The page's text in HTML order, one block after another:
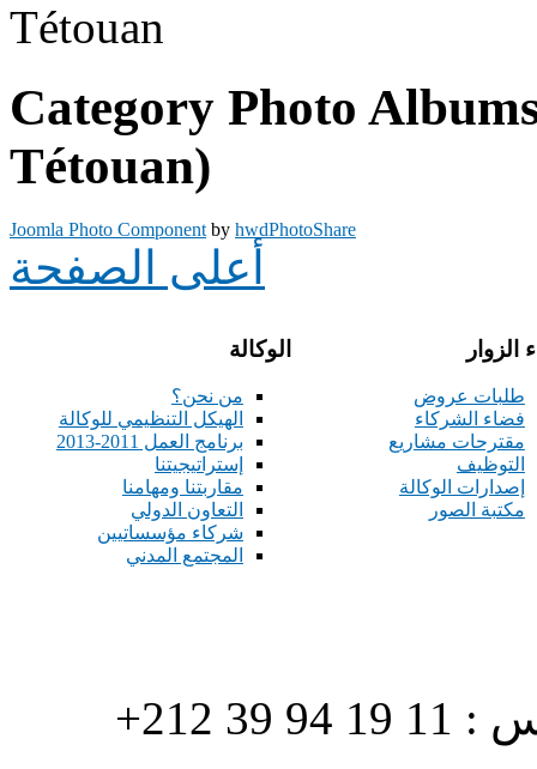
Tétouan
Category Photo
Tétouan)
Joomla Photo Component by hwdPhotoShare
أعلى الصفحة
الوكالة
من نحن؟
الهيكل التنظيمي للوكالة
برنامج العمل 2011-2013
إستراتيجيتنا
مقاربتنا ومهامنا
التعاون الدولي
شركاء مؤسساتيين
المجتمع المدني
الزوار
طلبات عروض
فضاء الشركاء
مقترحات مشاريع
التوظيف
إصدارات الوكالة
مكتبة الصور
هاتف : 90/88 32 94 39 212+ فاكس : 11 19 94 39 212+